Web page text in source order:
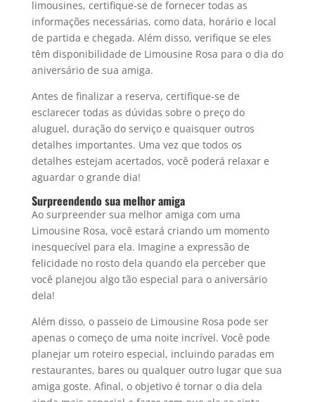
limousines, certifique-se de fornecer todas as
informações necessárias, como data, horário e local
de partida e chegada. Além disso, verifique se eles
têm disponibilidade de Limousine Rosa para o dia do
aniversário de sua amiga.
Antes de finalizar a reserva, certifique-se de
esclarecer todas as dúvidas sobre o preço do
aluguel, duração do serviço e quaisquer outros
detalhes importantes. Uma vez que todos os
detalhes estejam acertados, você poderá relaxar e
aguardar o grande dia!
Surpreendendo sua melhor amiga
Ao surpreender sua melhor amiga com uma
Limousine Rosa, você estará criando um momento
inesquecível para ela. Imagine a expressão de
felicidade no rosto dela quando ela perceber que
você planejou algo tão especial para o aniversário
dela!
Além disso, o passeio de Limousine Rosa pode ser
apenas o começo de uma noite incrível. Você pode
planejar um roteiro especial, incluindo paradas em
restaurantes, bares ou qualquer outro lugar que sua
amiga goste. Afinal, o objetivo é tornar o dia dela